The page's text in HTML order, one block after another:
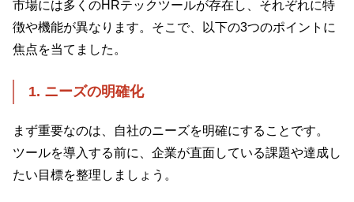
市場には多くのHRテックツールが存在し、それぞれに特
徴や機能が異なります。そこで、以下の3つのポイントに
焦点を当てました。
1. ニーズの明確化
まず重要なのは、自社のニーズを明確にすることです。
ツールを導入する前に、企業が直面している課題や達成し
たい目標を整理しましょう。